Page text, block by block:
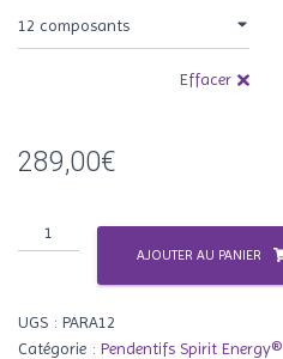
Effacer
289,00€
quantité
de
AJOUTER AU PANIER
UGS : PARA12
Catégorie : Pendentifs Spirit Energy®